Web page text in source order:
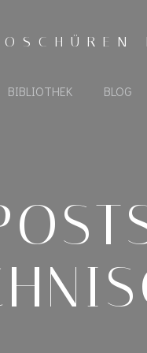
BIBLIOTHEK BLOG